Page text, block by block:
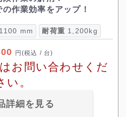
作業効率をアップ！
mm 耐荷重 1,200kg
円(税込 / 台)
お問い合わせくだ
い。
詳細を見る